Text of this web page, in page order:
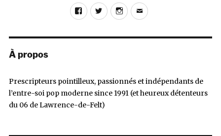
FacebookTwitterInstagram
E-
À propos
Prescripteurs pointilleux, passionnés et indépendants de
l’entre-soi pop moderne since 1991 (et heureux détenteurs
du 06 de Lawrence-de-Felt)